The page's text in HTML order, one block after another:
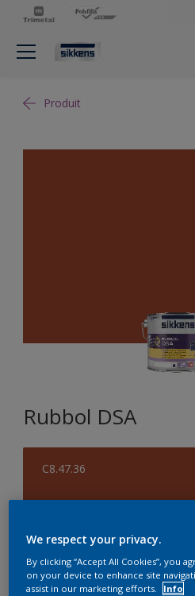
Produit
Rubbol DSA
C8.47.36
1L 2,5L
We respect your privacy.
By clicking “Accept All Cookies”, you
on your device to enhance site
assist in our marketing efforts.
Info